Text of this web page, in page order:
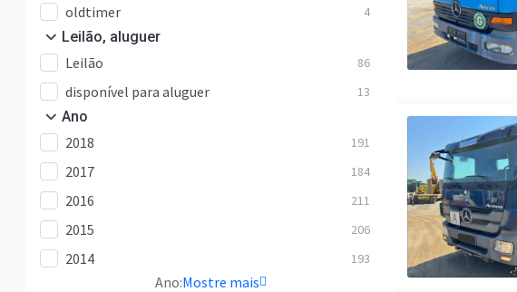
oldtimer 4
Leilão, aluguer
Leilão 86
disponível para aluguer 13
Ano
2018 191
2017 184
2016 211
2015 206
2014 193
Ano:Mostre mais